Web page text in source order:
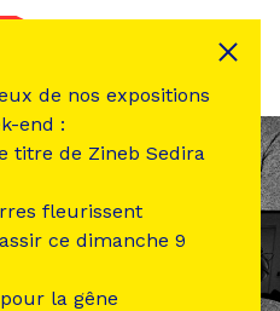
de nos expositions
end :
titre de Zineb Sedira
fleurissent
ce dimanche 9
la gêne